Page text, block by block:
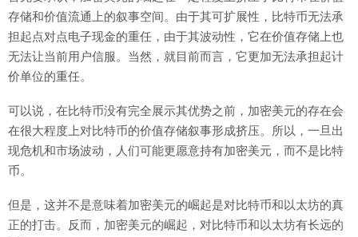
存储和价值流通上的叙事空间。由于其可扩展性，比特币无法承
担起点对点电子现金的重任，由于其波动性，它在价值存储上也
无法让当前用户信服。当然，就目前而言，它更加无法承担起计
价单位的重任。
可以说，在比特币没有完全展示其优势之前，加密美元的存在会
在很大程度上对比特币的价值存储叙事形成挤压。所以，一旦出
现危机和市场波动，人们可能更愿意持有加密美元，而不是比特
币。
但是，这并不是意味着加密美元的崛起是对比特币和以太坊的真
正的打击。反而，加密美元的崛起，对比特币和以太坊有长远的